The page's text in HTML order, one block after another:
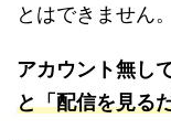
とはできません。
アカウント無し
と「配信を見る